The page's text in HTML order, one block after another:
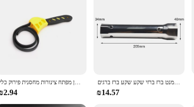
רב תכליתי חגורת ברגים מתכוונן גומי רצועת שמן מפתח ברגים צנצנת פותחן מפתח צינורות מחסנית פירוק כלי ברז צינור צינור הטבעת ספאנר צינור טבעת כלי שקע מומנט ברז ברזי שקע שקע ברז ברגים
₪14.57